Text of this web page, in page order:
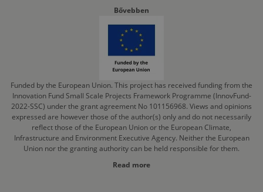
Bővebben
Funded by the European Union. This project has received funding from the
Innovation Fund Small Scale Projects Framework Programme (InnovFund-
2022-SSC) under the grant agreement No 101156968. Views and opinions
expressed are however those of the author(s) only and do not necessarily
reflect those of the European Union or the European Climate,
Infrastructure and Environment Executive Agency. Neither the European
Union nor the granting authority can be held responsible for them.
Read more